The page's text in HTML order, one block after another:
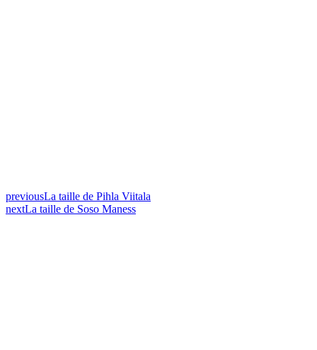
previousLa taille de Pihla Viitala
nextLa taille de Soso Maness